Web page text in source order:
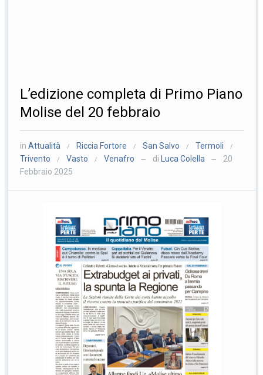
L’edizione completa di Primo Piano
Molise del 20 febbraio
inAttualità / Riccia Fortore / San Salvo / Termoli /
Trivento / Vasto / Venafro — di Luca Colella —
20
Febbraio 2025